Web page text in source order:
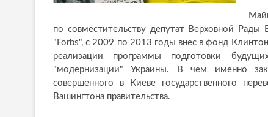
по совместительству депутат Верховной
"Forbs", с 2009 по 2013 годы внес в фонд
реализации программы подготовки
"модернизации" Украины. В чем именно
совершенного в Киеве государственного
Вашингтона правительства.